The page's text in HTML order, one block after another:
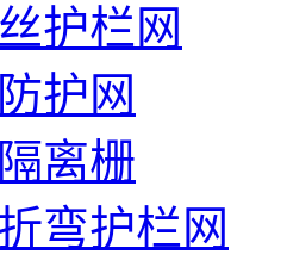
护栏网
护网
离栅
弯护栏网